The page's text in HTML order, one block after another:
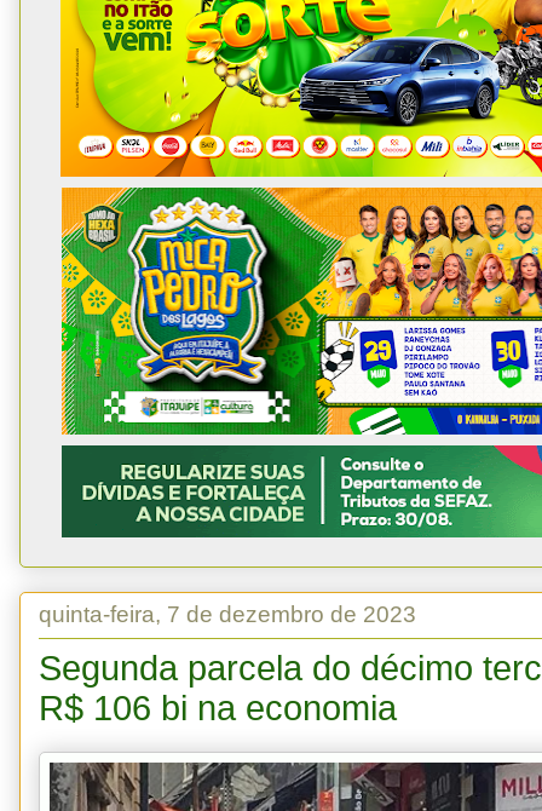
quinta-feira, 7 de dezembro de 2023
Segunda parcela do décimo
R$ 106 bi na economia